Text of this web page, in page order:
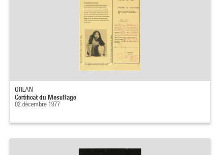
ORLAN
Certificat du MesuRage
02 décembre 1977